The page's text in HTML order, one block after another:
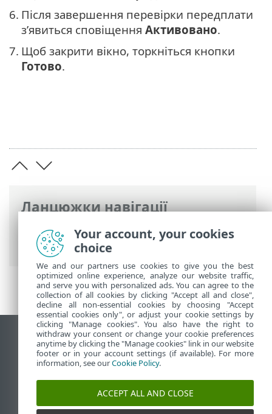
Ланцюжки навігації
Інтерактивна довідка ESET>ESET
Mobile Security> Activation_gp
6. Після завершення перевірки передплати
з’явиться сповіщення Активовано.
7. Щоб закрити вікно, торкніться кнопки
Готово.
Переглянути повну версію
End of Life
База знань ESET
Форум ESET
ESET Status Portal
Your account, your cookies
choice
We and our partners use cookies to give you the best
optimized online experience, analyze our website traffic,
and serve you with personalized ads. You can agree to the
collection of all cookies by clicking "Accept all and close",
decline all non-essential cookies by choosing "Accept
essential cookies only", or adjust your cookie settings by
clicking "Manage cookies". You also have the right to
withdraw your consent or change your cookie preferences
anytime by clicking the "Manage cookies" link in our website
footer or in your account settings (if available). For more
information, see ourCookie Policy.
ACCEPT ALL AND CLOSE